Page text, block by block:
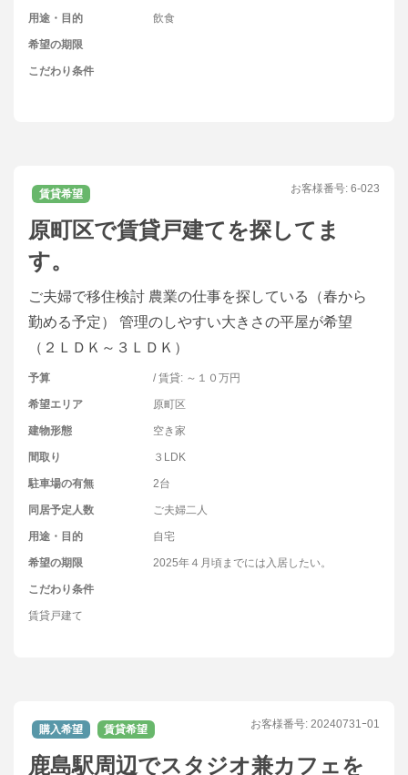
用途・目的 飲食
希望の期限
こだわり条件
賃貸希望 お客様番号: 6-023
原町区で賃貸戸建てを探してま
す。
ご夫婦で移住検討 農業の仕事を探している（春から
勤める予定） 管理のしやすい大きさの平屋が希望
（２ＬＤＫ～３ＬＤＫ）
予算 / 賃貸: ～１０万円
希望エリア 原町区
建物形態 空き家
間取り ３LDK
駐車場の有無 2台
同居予定人数 ご夫婦二人
用途・目的 自宅
希望の期限 2025年４月頃までには入居したい。
こだわり条件
賃貸戸建て
購入希望 賃貸希望 お客様番号: 20240731ｰ01
鹿島駅周辺でスタジオ兼カフェを